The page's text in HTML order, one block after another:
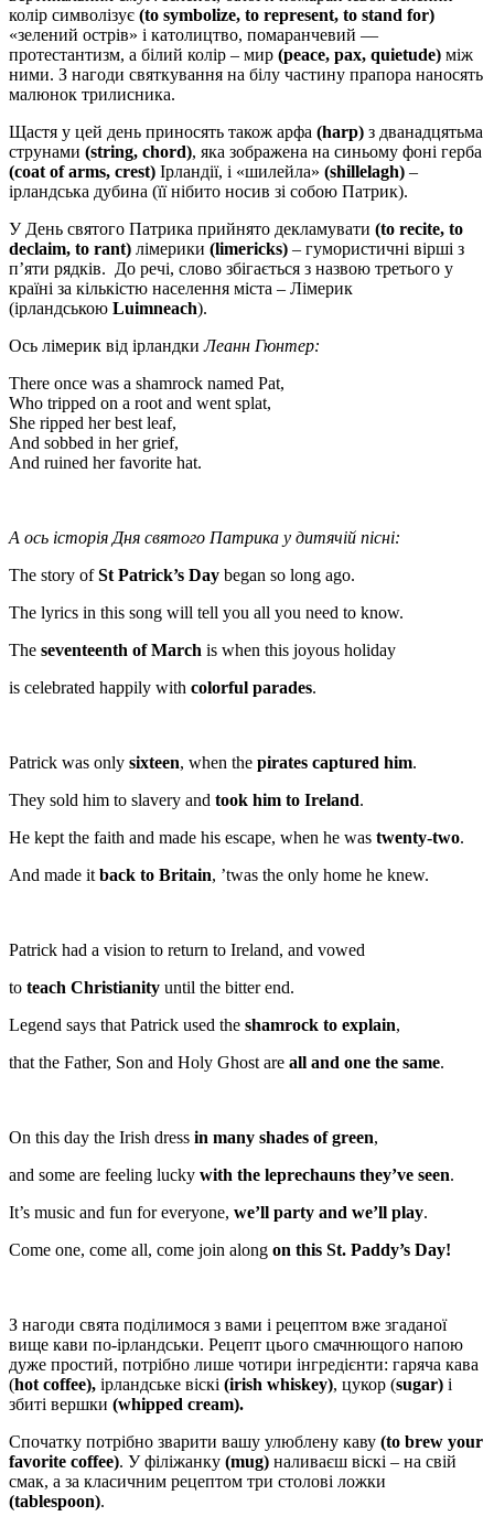
колір символізує (to symbolize, to represent, to stand for)
«зелений острів» і католицтво, помаранчевий —
протестантизм, а білий колір – мир (peace, pax, quietude) між
ними. З нагоди святкування на білу частину прапора наносять
малюнок трилисника.
Щастя у цей день приносять також арфа (harp) з дванадцятьма
струнами (string, chord), яка зображена на синьому фоні герба
(coat of arms, crest) Ірландії, і «шилейла» (shillelagh) –
ірландська дубина (її нібито носив зі собою Патрик).
У День святого Патрика прийнято декламувати (to recite, to
declaim, to rant) лімерики (limericks) – гумористичні вірші з
п’яти рядків. До речі, слово збігається з назвою третього у
країні за кількістю населення міста – Лімерик
(ірландською Luimneach).
Ось лімерик від ірландкиЛеанн Гюнтер:
There once was a shamrock named Pat,
Who tripped on a root and went splat,
She ripped her best leaf,
And sobbed in her grief,
And ruined her favorite hat.
А ось історія Дня святого Патрика у дитячій пісні:
The story ofSt Patrick’s Day began so long ago.
The lyrics in this song will tell you all you need to know.
The seventeenth of March is when this joyous holiday
is celebrated happily with colorful parades.
Patrick was only sixteen, when the pirates captured him.
They sold him to slavery and took him to Ireland.
He kept the faith and made his escape, when he was twenty-two.
And made it back to Britain, ’twas the only home he knew.
Patrick had a vision to return to Ireland, and vowed
to teach Christianity until the bitter end.
Legend says that Patrick used the shamrock to explain,
that the Father, Son and Holy Ghost are all and one the same.
On this day the Irish dress in many shades of green,
and some are feeling lucky with the leprechauns they’ve seen.
It’s music and fun for everyone, we’ll party and we’ll play.
Come one, come all, come join along on this St. Paddy’s Day!
З нагоди свята поділимося з вами і рецептом вже згаданої
вище кави по-ірландськи. Рецепт цього смачнющого напою
дуже простий, потрібно лише чотири інгредієнти: гаряча кава
(hot coffee), ірландське віскі (irish whiskey), цукор (sugar) і
збиті вершки (whipped cream).
Спочатку потрібно зварити вашу улюблену каву (to brew your
favorite coffee). У філіжанку (mug) наливаєш віскі – на свій
смак, а за класичним рецептом три столові ложки
(tablespoon).